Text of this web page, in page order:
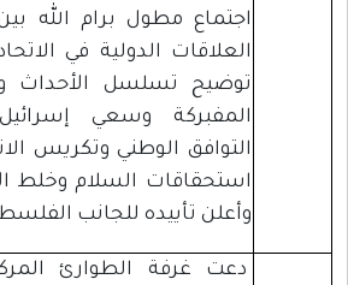
اجتماع مطول برام الله
العلاقات الدولية في
توضيح تسلسل الأحداث
المفبركة وسعي
التوافق الوطني وتكريس
استحقاقات السلام وخلط
وأعلن تأييده للجانب
دعت غرفة الطوارئ